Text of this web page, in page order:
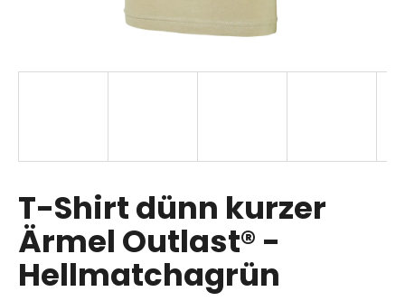
T-Shirt dünn kurzer
Ärmel Outlast® -
Hellmatchagrün
SUCHEN
i
e
m
p
f
e